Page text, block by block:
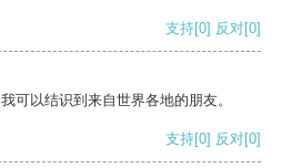
支持[0] 反对[0]
可以结识到来自世界各地的朋友。
支持[0] 反对[0]